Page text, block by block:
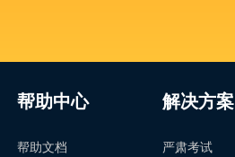
帮助中心
帮助文档
解决方案
严肃考试